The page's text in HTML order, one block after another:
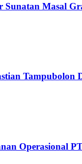
Sunatan Masal
Tampubolon
Operasional